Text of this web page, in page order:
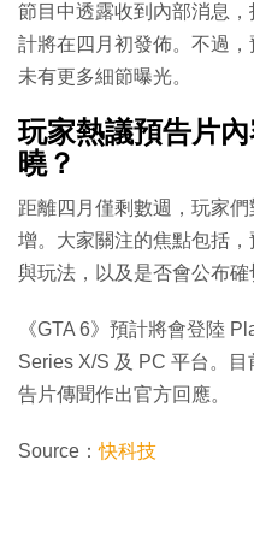
節目中透露收到內部消息
計將在四月初發佈。不過
未有更多細節曝光。
玩家熱議預告片
曉？
距離四月僅剩數週，玩家
增。大家關注的焦點包括
與玩法，以及是否會公布確
《GTA 6》預計將會登陸
Series X/S 及 PC 平台。
告片傳聞作出官方回應。
Source：快科技